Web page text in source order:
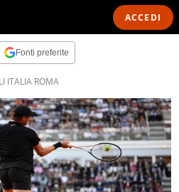
ACCEDI
Fonti preferite
ITALIA ROMA